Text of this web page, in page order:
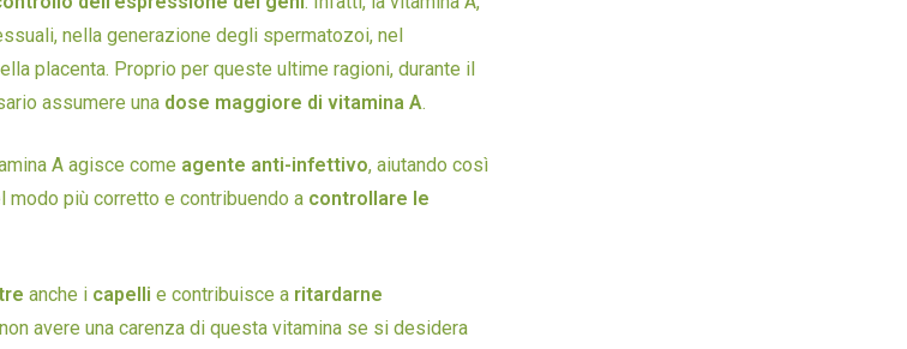
nella generazione degli spermatozoi, nel
placenta. Proprio per queste ultime ragioni, durante il
assumere una dose maggiore di vitamina A.
A agisce come agente anti-infettivo, aiutando così
modo più corretto e contribuendo a controllare le
anche i capelli e contribuisce a ritardarne
avere una carenza di questa vitamina se si desidera